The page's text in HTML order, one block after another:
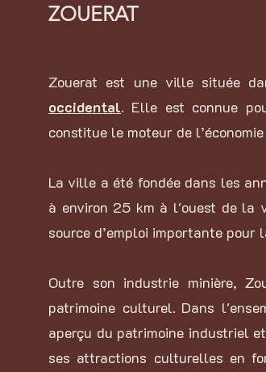
ZOUERAT
Zouerat est une ville située
occidental. Elle est connue
constitue le moteur de
La ville a été fondée dans les
à environ 25 km à l'ouest de la
source d’emploi importante pour
Outre son industrie minière,
patrimoine culturel. Dans
aperçu du patrimoine industriel
ses attractions culturelles en